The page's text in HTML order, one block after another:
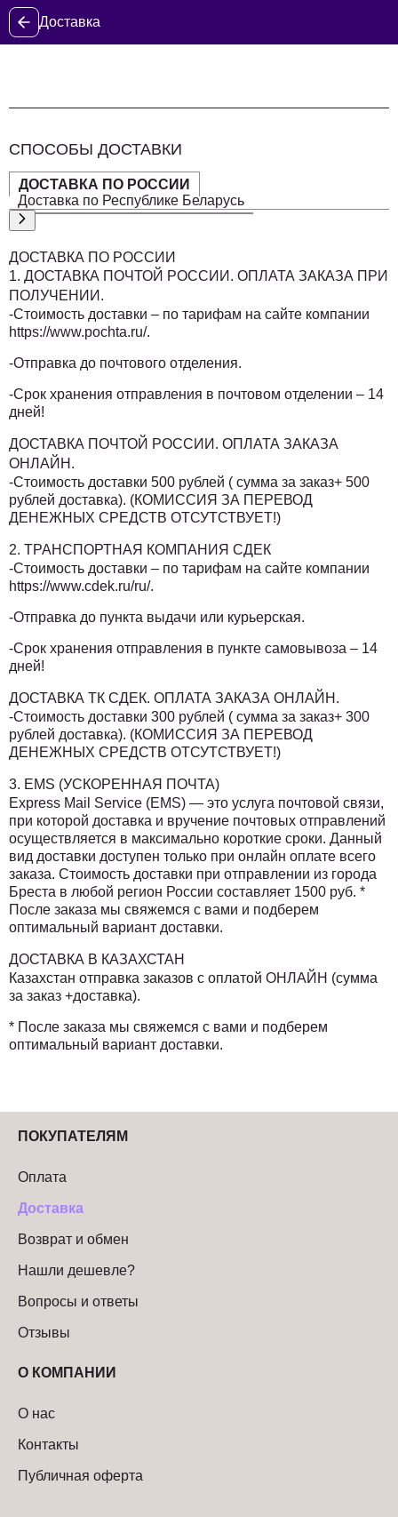
Доставка
СПОСОБЫ ДОСТАВКИ
ДОСТАВКА ПО РОССИИ
Доставка по Республике Беларусь
ДОСТАВКА ПО РОССИИ
1. ДОСТАВКА ПОЧТОЙ РОССИИ. ОПЛАТА ЗАКАЗА ПРИ
ПОЛУЧЕНИИ.
-Стоимость доставки – по тарифам на сайте компании
https://www.pochta.ru/.
-Отправка до почтового отделения.
-Срок хранения отправления в почтовом отделении – 14
дней!
ДОСТАВКА ПОЧТОЙ РОССИИ. ОПЛАТА ЗАКАЗА
ОНЛАЙН.
-Стоимость доставки 500 рублей ( сумма за заказ+ 500
рублей доставка). (КОМИССИЯ ЗА ПЕРЕВОД
ДЕНЕЖНЫХ СРЕДСТВ ОТСУТСТВУЕТ!)
2. ТРАНСПОРТНАЯ КОМПАНИЯ СДЕК
-Стоимость доставки – по тарифам на сайте компании
https://www.cdek.ru/ru/.
-Отправка до пункта выдачи или курьерская.
-Срок хранения отправления в пункте самовывоза – 14
дней!
ДОСТАВКА ТК СДЕК. ОПЛАТА ЗАКАЗА ОНЛАЙН.
-Стоимость доставки 300 рублей ( сумма за заказ+ 300
рублей доставка). (КОМИССИЯ ЗА ПЕРЕВОД
ДЕНЕЖНЫХ СРЕДСТВ ОТСУТСТВУЕТ!)
3. EMS (УСКОРЕННАЯ ПОЧТА)
Express Mail Service (EMS) — это услуга почтовой связи,
при которой доставка и вручение почтовых отправлений
осуществляется в максимально короткие сроки. Данный
вид доставки доступен только при онлайн оплате всего
заказа. Стоимость доставки при отправлении из города
Бреста в любой регион России составляет 1500 руб. *
После заказа мы свяжемся с вами и подберем
оптимальный вариант доставки.
ДОСТАВКА В КАЗАХСТАН
Казахстан отправка заказов с оплатой ОНЛАЙН (сумма
за заказ +доставка).
* После заказа мы свяжемся с вами и подберем
оптимальный вариант доставки.
ПОКУПАТЕЛЯМ
Оплата
Доставка
Возврат и обмен
Нашли дешевле?
Вопросы и ответы
Отзывы
О КОМПАНИИ
О нас
Контакты
Публичная оферта